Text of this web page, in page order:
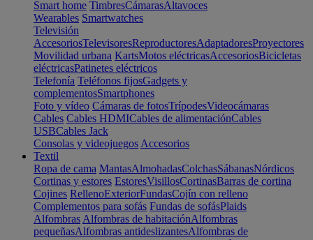
Smart home TimbresCámarasAltavoces
Wearables Smartwatches
Televisión
AccesoriosTelevisoresReproductoresAdaptadoresProyectores
Movilidad urbana KartsMotos eléctricasAccesoriosBicicletas
eléctricasPatinetes eléctricos
Telefonía Teléfonos fijosGadgets y
complementosSmartphones
Foto y vídeo Cámaras de fotosTrípodesVideocámaras
Cables Cables HDMICables de alimentaciónCables
USBCables Jack
Consolas y videojuegos Accesorios
Textil
Ropa de cama MantasAlmohadasColchasSábanasNórdicos
Cortinas y estores EstoresVisillosCortinasBarras de cortina
Cojines RellenoExteriorFundasCojín con relleno
Complementos para sofás Fundas de sofásPlaids
Alfombras Alfombras de habitaciónAlfombras
pequeñasAlfombras antideslizantesAlfombras de